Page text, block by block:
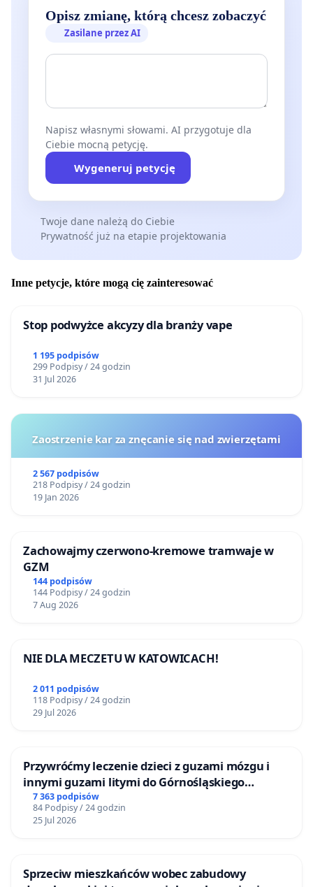
Opisz zmianę, którą chcesz zobaczyć
Zasilane przez AI
Napisz własnymi słowami. AI przygotuje dla
Ciebie mocną petycję.
Wygeneruj petycję
Twoje dane należą do Ciebie
Prywatność już na etapie projektowania
Inne petycje, które mogą cię zainteresować
Stop podwyżce akcyzy dla branży vape
1 195 podpisów
299 Podpisy / 24 godzin
31 Jul 2026
Zaostrzenie kar za znęcanie się nad zwierzętami
2 567 podpisów
218 Podpisy / 24 godzin
19 Jan 2026
Zachowajmy czerwono-kremowe tramwaje w
GZM
144 podpisów
144 Podpisy / 24 godzin
7 Aug 2026
NIE DLA MECZETU W KATOWICACH!
2 011 podpisów
118 Podpisy / 24 godzin
29 Jul 2026
Przywróćmy leczenie dzieci z guzami mózgu i
innymi guzami litymi do Górnośląskiego
Centrum Zdrowia Dziecka w Katowicach
7 363 podpisów
84 Podpisy / 24 godzin
25 Jul 2026
Sprzeciw mieszkańców wobec zabudowy